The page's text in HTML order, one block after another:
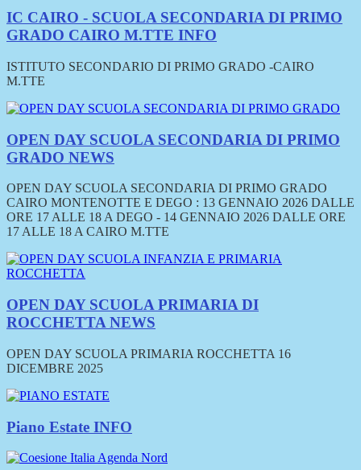
IC CAIRO - SCUOLA SECONDARIA DI PRIMO
GRADO CAIRO M.TTE INFO
ISTITUTO SECONDARIO DI PRIMO GRADO -CAIRO
M.TTE
OPEN DAY SCUOLA SECONDARIA DI PRIMO
GRADO NEWS
OPEN DAY SCUOLA SECONDARIA DI PRIMO GRADO
CAIRO MONTENOTTE E DEGO : 13 GENNAIO 2026 DALLE
ORE 17 ALLE 18 A DEGO - 14 GENNAIO 2026 DALLE ORE
17 ALLE 18 A CAIRO M.TTE
OPEN DAY SCUOLA PRIMARIA DI
ROCCHETTA NEWS
OPEN DAY SCUOLA PRIMARIA ROCCHETTA 16
DICEMBRE 2025
Piano Estate INFO